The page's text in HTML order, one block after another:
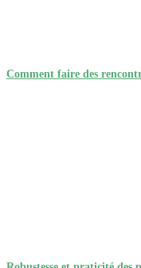
Comment faire des